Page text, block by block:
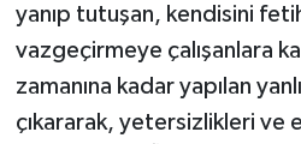
yanıp tutuşan, kendisini
vazgeçirmeye çalışanlara
zamanına kadar yapılan
çıkararak, yetersizlikleri ve